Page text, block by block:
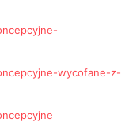
wycofane-z-